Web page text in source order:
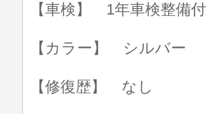
【車検】 1年車検整備付
【カラー】 シルバー
【修復歴】 なし